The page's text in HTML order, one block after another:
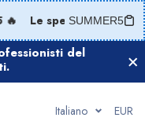
Le spedizioniSUMMER5
del
Italiano EUR